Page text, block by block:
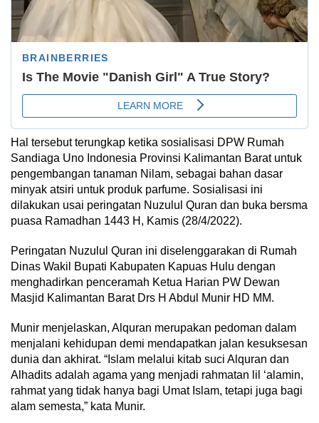
Hal tersebut terungkap ketika sosialisasi DPW Rumah
Sandiaga Uno Indonesia Provinsi Kalimantan Barat untuk
pengembangan tanaman Nilam, sebagai bahan dasar
minyak atsiri untuk produk parfume. Sosialisasi ini
dilakukan usai peringatan Nuzulul Quran dan buka bersma
puasa Ramadhan 1443 H, Kamis (28/4/2022).
Peringatan Nuzulul Quran ini diselenggarakan di Rumah
Dinas Wakil Bupati Kabupaten Kapuas Hulu dengan
menghadirkan penceramah Ketua Harian PW Dewan
Masjid Kalimantan Barat Drs H Abdul Munir HD MM.
Munir menjelaskan, Alquran merupakan pedoman dalam
menjalani kehidupan demi mendapatkan jalan kesuksesan
dunia dan akhirat. “Islam melalui kitab suci Alquran dan
Alhadits adalah agama yang menjadi rahmatan lil ‘alamin,
rahmat yang tidak hanya bagi Umat Islam, tetapi juga bagi
alam semesta,” kata Munir.